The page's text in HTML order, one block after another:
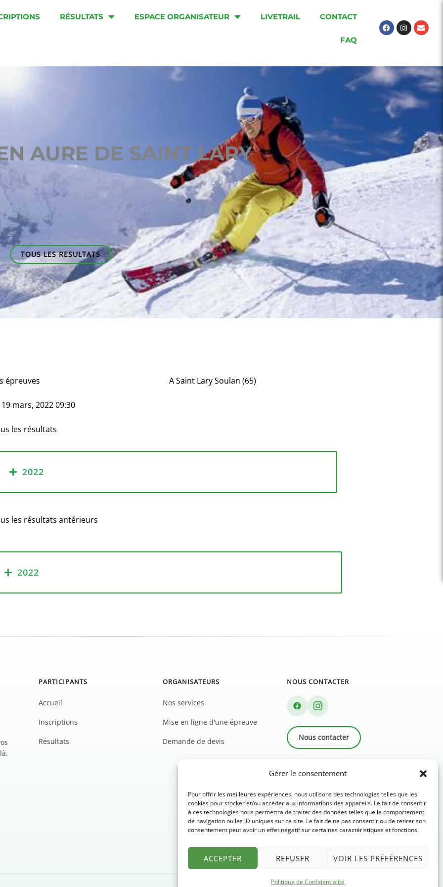
Gérer le consentement
Pour offrir les meilleures expériences, nous utilisons des technologies telles que les
cookies pour stocker et/ou accéder aux informations des appareils. Le fait de consentir
à ces technologies nous permettra de traiter des données telles que le comportement
de navigation ou les ID uniques sur ce site. Le fait de ne pas consentir ou de retirer son
consentement peut avoir un effet négatif sur certaines caractéristiques et fonctions.
ACCEPTER REFUSER VOIR LES PRÉFÉRENCES
Politique de Confidentialité
RÉSULTATS ESPACE ORGANISATEUR LIVETRAIL CONTACT
FAQ
FacebookInstagram
AURE DE SAINT LARY
TOUS LES RESULTATS
épreuves
19 mars, 2022 09:30
ASaint Lary Soulan (65)
les résultats
2022
les résultats antérieurs
2022
PARTICIPANTS
Accueil
Inscriptions
Résultats
ORGANISATEURS
Nos services
Mise en ligne d'une épreuve
Demande de devis
NOUS CONTACTER
Nous contacter